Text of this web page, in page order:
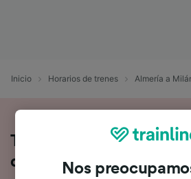
Inicio Horarios de trenes Almería a
Toda la información
de Almería a Milán
Nos